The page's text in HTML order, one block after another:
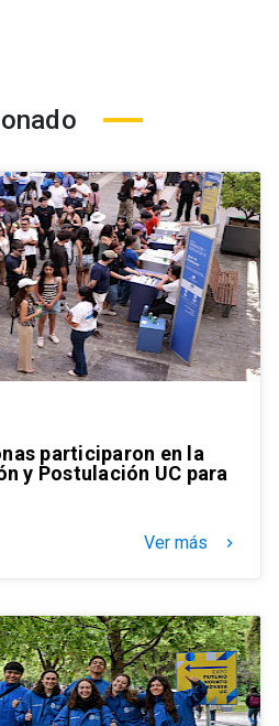
participaron en la
y Postulación UC para
Ver más keyboard_arrow_right